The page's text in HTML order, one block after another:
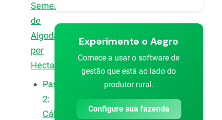
Sementes
de
Algodão
por
Hectare
Passo
2:
Cálculo
Experimente o Aegro
Comece a usar o software de
gestão que está ao lado do
produtor rural.
Configure sua fazenda